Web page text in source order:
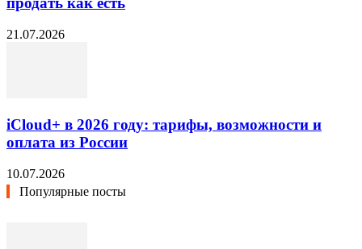
21.07.2026
iCloud+ в 2026 году: тарифы, возможности и
оплата из России
10.07.2026
Популярные посты